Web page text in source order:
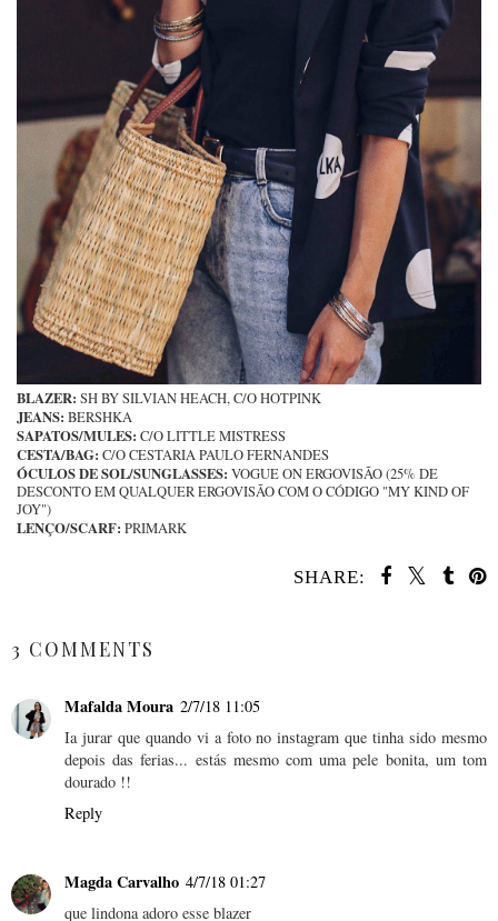
BLAZER: SH BY SILVIAN HEACH, C/O HOTPINK
JEANS: BERSHKA
SAPATOS/MULES: C/O LITTLE MISTRESS
CESTA/BAG: C/O CESTARIA PAULO FERNANDES
ÓCULOS DE SOL/SUNGLASSES: VOGUE ON ERGOVISÃO (25% DE
DESCONTO EM QUALQUER ERGOVISÃO COM O CÓDIGO "MY KIND OF
JOY")
LENÇO/SCARF: PRIMARK
SHARE:
3 COMMENTS
Mafalda Moura 2/7/18 11:05
Ia jurar que quando vi a foto no instagram que tinha sido mesmo
depois das ferias... estás mesmo com uma pele bonita, um tom
dourado !!
Reply
Magda Carvalho 4/7/18 01:27
que lindona adoro esse blazer